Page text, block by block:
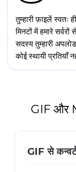
तुम्हारी फ़ाइलें
मिनटों में हमारे सर्वरों
सदस्य तुम्हारी
कोई स्थायी प्रतियाँ
GIF और
GIF से